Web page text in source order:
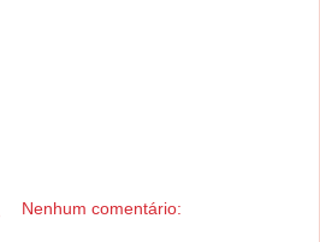
Nenhum comentário: